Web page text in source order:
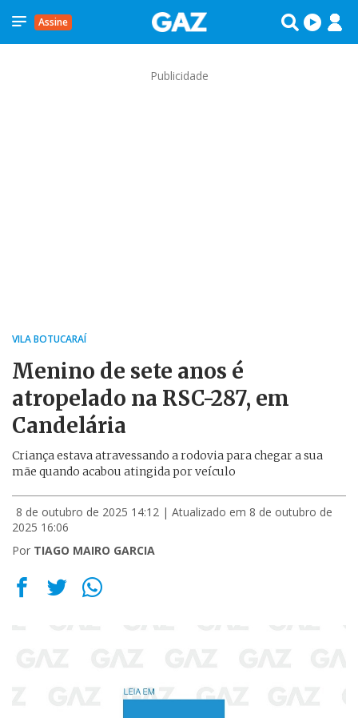
Assine
Publicidade
VILA BOTUCARAÍ
Menino de sete anos é
atropelado na RSC-287, em
Candelária
Criança estava atravessando a rodovia para chegar a sua
mãe quando acabou atingida por veículo
8 de outubro de 2025 14:12 | Atualizado em 8 de outubro de
2025 16:06
Por TIAGO MAIRO GARCIA